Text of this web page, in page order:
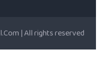
| All rights reserved